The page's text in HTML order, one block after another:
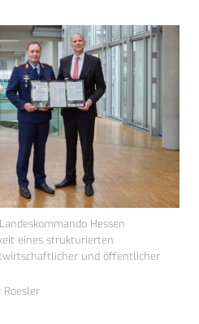
Hessen
eines strukturierten
und öffentlicher